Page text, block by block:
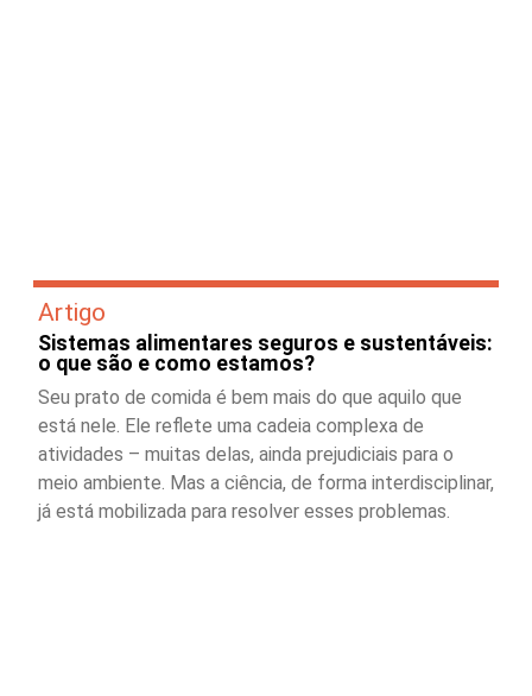
Artigo
Sistemas alimentares seguros e sustentáveis:
o que são e como estamos?
Seu prato de comida é bem mais do que aquilo que
está nele. Ele reflete uma cadeia complexa de
atividades – muitas delas, ainda prejudiciais para o
meio ambiente. Mas a ciência, de forma interdisciplinar,
já está mobilizada para resolver esses problemas.